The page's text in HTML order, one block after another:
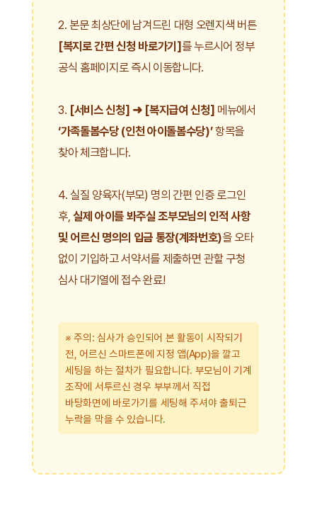
2. 본문 최상단에 남겨드린 대형 오렌지색 버튼
[복지로 간편 신청 바로가기]를 누르시어 정부
공식 홈페이지로 즉시 이동합니다.
3. [서비스 신청] ➜ [복지급여 신청] 메뉴에서
‘가족돌봄수당 (인천 아이돌봄수당)’항목을
찾아 체크합니다.
4. 실질 양육자(부모) 명의 간편 인증 로그인
후,실제 아이를 봐주실 조부모님의 인적 사항
및 어르신 명의의 입금 통장(계좌번호)을 오타
없이 기입하고 서약서를 제출하면 관할 구청
심사 대기열에 접수 완료!
※ 주의: 심사가 승인되어 본 활동이 시작되기
전, 어르신 스마트폰에 지정 앱(App)을 깔고
세팅을 하는 절차가 필요합니다. 부모님이 기계
조작에 서투르신 경우 부부께서 직접
바탕화면에 바로가기를 세팅해 주셔야 출퇴근
누락을 막을 수 있습니다.